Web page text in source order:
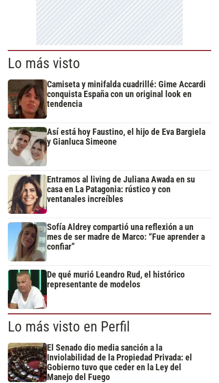
Lo más visto
Camiseta y minifalda cuadrillé: Gime Accardi
conquista España con un original look en
tendencia
Así está hoy Faustino, el hijo de Eva Bargiela
y Gianluca Simeone
Entramos al living de Juliana Awada en su
casa en La Patagonia: rústico y con
ventanales increíbles
Sofía Aldrey compartió una reflexión a un
mes de ser madre de Marco: “Fue aprender a
confiar”
De qué murió Leandro Rud, el histórico
representante de modelos
Lo más visto en Perfil
El Senado dio media sanción a la
Inviolabilidad de la Propiedad Privada: el
Gobierno tuvo que ceder en la Ley del
Manejo del Fuego